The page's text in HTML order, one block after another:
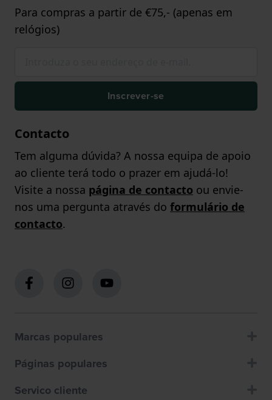
Para compras a partir de €75,- (apenas em
relógios)
Inscrever-se
Contacto
Tem alguma dúvida? A nossa equipa de apoio
ao cliente terá todo o prazer em ajudá-lo!
Visite a nossa página de contacto ou envie-
nos uma pergunta através do formulário de
contacto.
Marcas populares
Páginas populares
Servico cliente